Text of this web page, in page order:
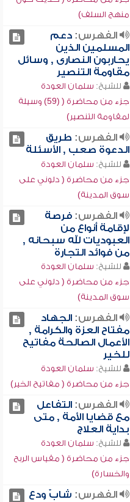
منهج السلف)
الفهرس:دعم
المسلمين الذين
يحاربون النصارى , وسائل
مقاومة التنصير
للشيخ: سلمان العودة
جزء من محاضرة ( (59) وسيلة
لمقاومة التنصير)
الفهرس: طريق
الدعوة صعب , الأسئلة
للشيخ: سلمان العودة
جزء من محاضرة ( دلوني على
سوق المدينة)
الفهرس:فرصة
لإقامة أنواع من
العبوديات لله سبحانه ,
من فوائد التجارة
للشيخ: سلمان العودة
جزء من محاضرة ( دلوني على
سوق المدينة)
الفهرس:الجهاد
مفتاح العزة والكرامة ,
الأعمال الصالحة مفاتيح
للخير
للشيخ: سلمان العودة
جزء من محاضرة ( مفاتيح الخير)
الفهرس:التفاعل
مع قضايا الأمة , متى
بداية العلاج
للشيخ: سلمان العودة
جزء من محاضرة ( مقياس الربح
والخسارة)
الفهرس: شابٌ ودع